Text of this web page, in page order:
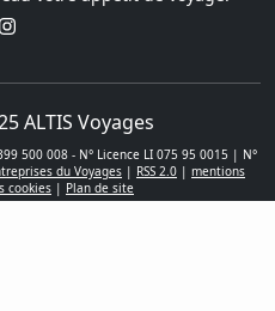
ALTIS Voyages
500 008 - N° Licence LI 075 95 0015 | N°
du Voyages | RSS 2.0 | mentions
cookies | Plan de site